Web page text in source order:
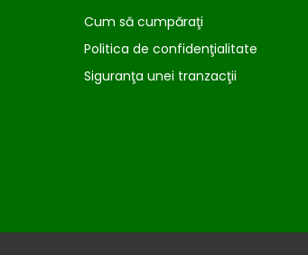
Cum să cumpăraţi
Politica de confidenţialitate
Siguranţa unei tranzacţii